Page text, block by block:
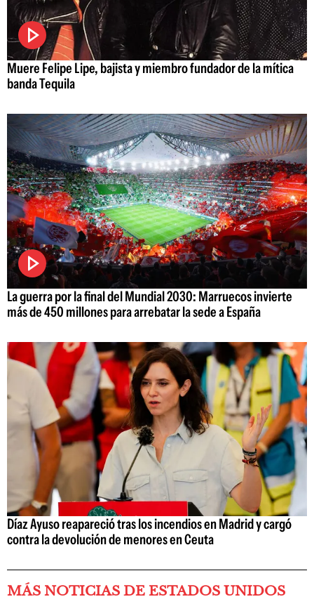
Muere Felipe Lipe, bajista y miembro fundador de la mítica
banda Tequila
La guerra por la final del Mundial 2030: Marruecos invierte
más de 450 millones para arrebatar la sede a España
Díaz Ayuso reapareció tras los incendios en Madrid y cargó
contra la devolución de menores en Ceuta
MÁS NOTICIAS DE ESTADOS UNIDOS